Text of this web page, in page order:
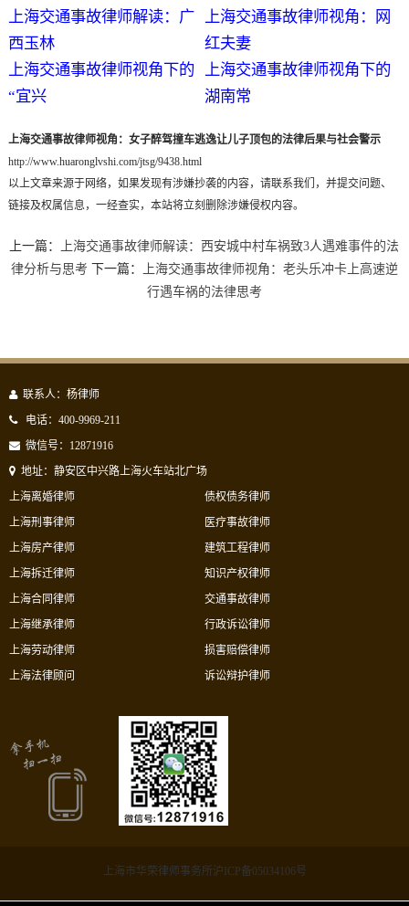
上海交通事故律师解读：广
西玉林
上海交通事故律师视角：网
红夫妻
上海交通事故律师视角下的
“宜兴
上海交通事故律师视角下的
湖南常
上海交通事故律师视角：女子醉驾撞车逃逸让儿子顶包的法律后果与社会警示
http://www.huaronglvshi.com/jtsg/9438.html
以上文章来源于网络，如果发现有涉嫌抄袭的内容，请联系我们，并提交问题、
链接及权属信息，一经查实，本站将立刻删除涉嫌侵权内容。
上一篇：
上海交通事故律师解读：西安城中村车祸致3人遇难事件的法
律分析与思考下一篇：
上海交通事故律师视角：老头乐冲卡上高速逆
行遇车祸的法律思考
联系人：杨律师
电话：400-9969-211
微信号：12871916
地址：静安区中兴路上海火车站北广场
上海离婚律师
上海刑事律师
上海房产律师
上海拆迁律师
债权债务律师
医疗事故律师
建筑工程律师
知识产权律师
上海合同律师
上海继承律师
上海劳动律师
上海法律顾问
交通事故律师
行政诉讼律师
损害赔偿律师
诉讼辩护律师
上海市华荣律师事务所沪ICP备05034106号